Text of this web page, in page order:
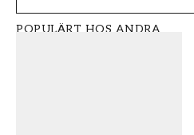
VARUMÄRKE
POPULÄRT HOS ANDRA